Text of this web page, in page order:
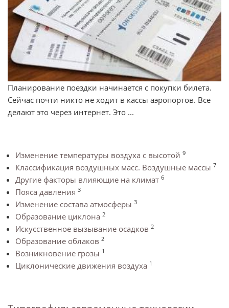
Планирование поездки начинается с покупки билета.
Сейчас почти никто не ходит в кассы аэропортов. Все
делают это через интернет. Это ...
Изменение температуры воздуха с высотой 9
Классификация воздушных масс. Воздушные массы 7
Другие факторы влияющие на климат 6
Пояса давления 3
Изменение состава атмосферы 3
Образование циклона 2
Искусственное вызывание осадков 2
Образование облаков 2
Возникновение грозы 1
Циклонические движения воздуха 1